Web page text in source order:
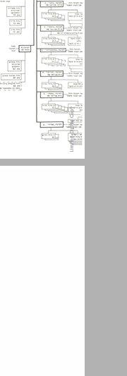
ספר תולדות ההגנה מהקדמתו של פרופ' ב"צ דינור לספר תולדות ההגנה השלם ... 3